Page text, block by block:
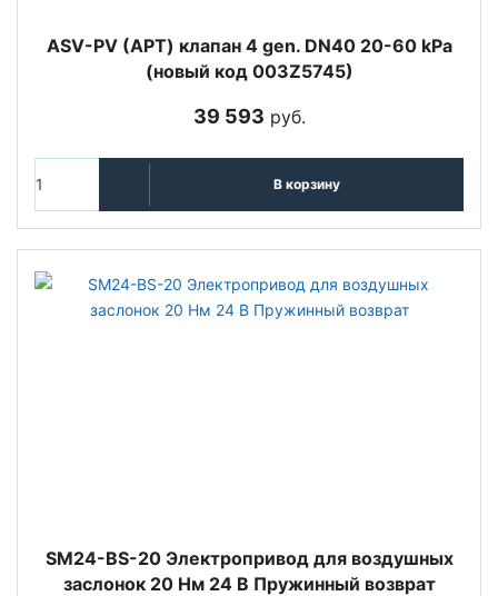
ASV-PV (АРТ) клапан 4 gen. DN40 20-60 kPa
(новый код 003Z5745)
39 593 руб.
В корзину
SM24-BS-20 Электропривод для воздушных
заслонок 20 Нм 24 В Пружинный возврат